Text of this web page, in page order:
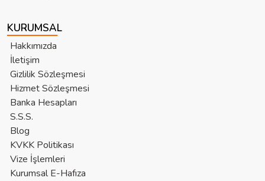
KURUMSAL
Hakkımızda
İletişim
Gizlilik Sözleşmesi
Hizmet Sözleşmesi
Banka Hesapları
S.S.S.
Blog
KVKK Politikası
Vize İşlemleri
Kurumsal E-Hafıza